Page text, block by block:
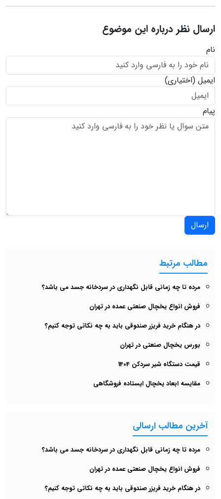
ارسال نظر درباره این موضوع
نام
ایمیل (اختیاری)
پیام
ارسال
مطالب مرتبط
مرده تا چه زمانی قابل نگهداری در سردخانه جسد می باشد؟
فروش انواع یخچال صنعتی عمده در تهران
در هنگام خرید فریزر صندوقی باید به چه نکاتی توجه کنیم؟
بورس یخچال صنعتی در تهران
قیمت دستگاه شیر سردکن 1404
مقایسه ابعاد یخچال ایستاده فروشگاهی
آخرین مطالب ارسالی
مرده تا چه زمانی قابل نگهداری در سردخانه جسد می باشد؟
فروش انواع یخچال صنعتی عمده در تهران
در هنگام خرید فریزر صندوقی باید به چه نکاتی توجه کنیم؟